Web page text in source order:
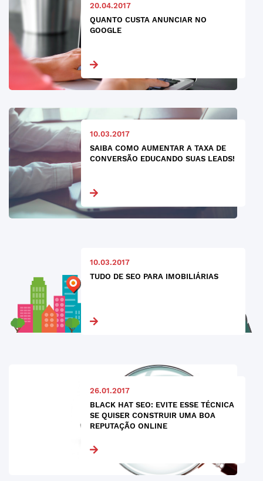
20.04.2017
QUANTO CUSTA ANUNCIAR NO
GOOGLE
10.03.2017
SAIBA COMO AUMENTAR A TAXA DE
CONVERSÃO EDUCANDO SUAS LEADS!
10.03.2017
TUDO DE SEO PARA IMOBILIÁRIAS
26.01.2017
BLACK HAT SEO: EVITE ESSE TÉCNICA
SE QUISER CONSTRUIR UMA BOA
REPUTAÇÃO ONLINE